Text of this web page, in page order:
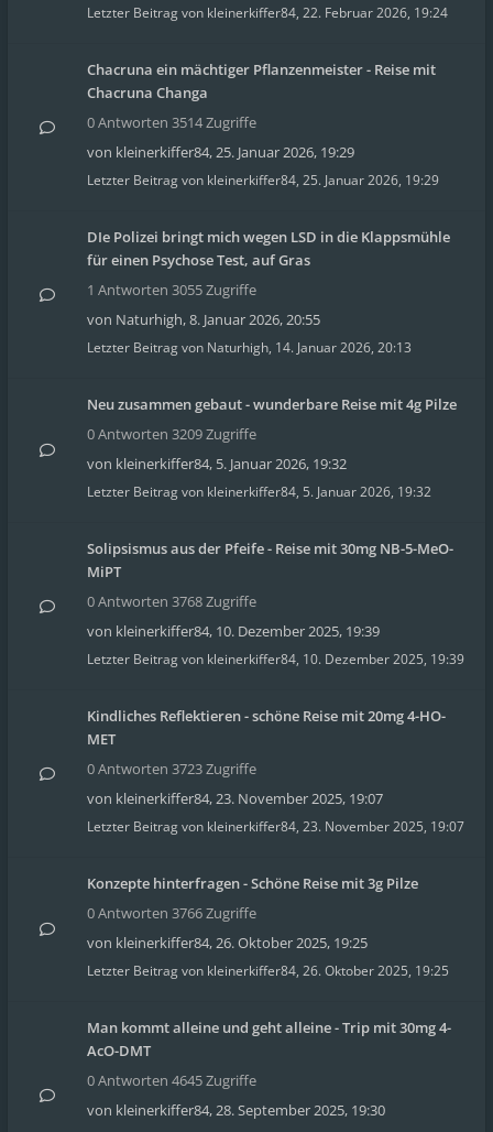
Letzter Beitrag von kleinerkiffer84, 22. Februar 2026, 19:24
Chacruna ein mächtiger Pflanzenmeister - Reise mit
Chacruna Changa
0 Antworten 3514 Zugriffe
von kleinerkiffer84,25. Januar 2026, 19:29
Letzter Beitrag von kleinerkiffer84, 25. Januar 2026, 19:29
DIe Polizei bringt mich wegen LSD in die Klappsmühle
für einen Psychose Test, auf Gras
1 Antworten 3055 Zugriffe
von Naturhigh,8. Januar 2026, 20:55
Letzter Beitrag von Naturhigh, 14. Januar 2026, 20:13
Neu zusammen gebaut - wunderbare Reise mit 4g Pilze
0 Antworten 3209 Zugriffe
von kleinerkiffer84, 5. Januar 2026, 19:32
Letzter Beitrag von kleinerkiffer84, 5. Januar 2026, 19:32
Solipsismus aus der Pfeife - Reise mit 30mg NB-5-MeO-
MiPT
0 Antworten 3768 Zugriffe
von kleinerkiffer84, 10. Dezember 2025, 19:39
Letzter Beitrag von kleinerkiffer84, 10. Dezember 2025, 19:39
Kindliches Reflektieren - schöne Reise mit 20mg 4-HO-
MET
0 Antworten 3723 Zugriffe
von kleinerkiffer84,23. November 2025, 19:07
Letzter Beitrag von kleinerkiffer84, 23. November 2025, 19:07
Konzepte hinterfragen - Schöne Reise mit 3g Pilze
0 Antworten 3766 Zugriffe
von kleinerkiffer84,26. Oktober 2025, 19:25
Letzter Beitrag von kleinerkiffer84, 26. Oktober 2025, 19:25
Man kommt alleine und geht alleine - Trip mit 30mg 4-
AcO-DMT
0 Antworten 4645 Zugriffe
von kleinerkiffer84,28. September 2025, 19:30